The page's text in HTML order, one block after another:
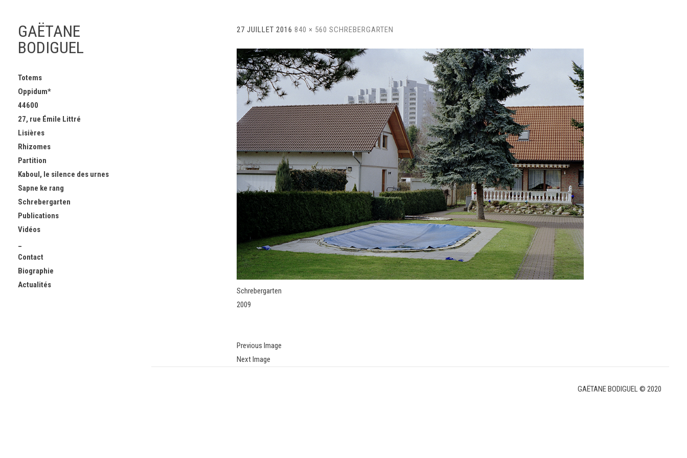
GAËTANE
BODIGUEL
Skip
to
content
Totems
Oppidum*
44600
27, rue Émile Littré
Lisières
Rhizomes
Partition
Kaboul, le silence des urnes
Sapne ke rang
Schrebergarten
Publications
Vidéos
Contact
Biographie
Actualités
27 JUILLET 2016 840 × 560 SCHREBERGARTEN
Schrebergarten
2009
Previous Image
Next Image
GAËTANE BODIGUEL © 2020